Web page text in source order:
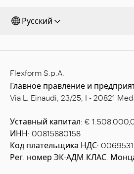
Русский
Flexform S.p.A.
Главное правление и
Via L. Einaudi, 23/25, I - 20821
Уставный капитал: €
ИНН: 00815880158
Код плательщика НДС:
Рег. номер ЭК-АДМ.КЛАС.